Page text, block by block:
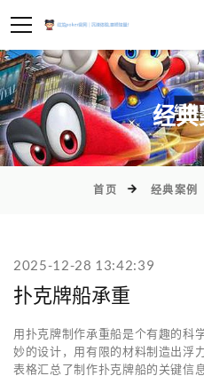
)
经
首页 经典案例
2025-12-28 13:42:39
扑克牌船承重
用扑克牌制作承重船是个有趣的科
妙的设计，用有限的材料制造出浮
表格汇总了制作扑克牌船的关键信